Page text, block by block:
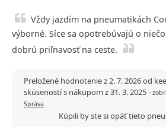
Vždy jazdím na pneumatikách
výborné. Síce sa opotrebúvajú o
dobrú priľnavosť na ceste.
Preložené hodnotenie z 2. 7. 2026 od
skúseností s nákupom z 31. 3. 2025-
Správa
Kúpili by ste si opäť tieto